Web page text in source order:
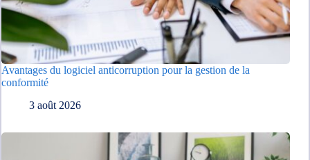
Avantages du logiciel anticorruption pour la gestion de la
conformité
3 août 2026